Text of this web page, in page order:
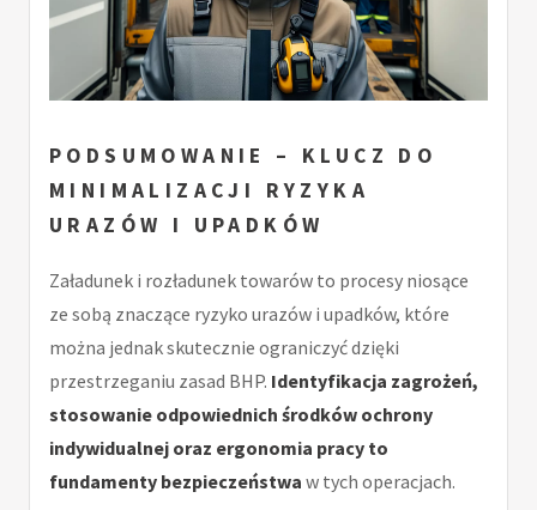
PODSUMOWANIE – KLUCZ DO
MINIMALIZACJI RYZYKA
URAZÓW I UPADKÓW
Załadunek i rozładunek towarów to procesy niosące
ze sobą znaczące ryzyko urazów i upadków, które
można jednak skutecznie ograniczyć dzięki
przestrzeganiu zasad BHP. Identyfikacja zagrożeń,
stosowanie odpowiednich środków ochrony
indywidualnej oraz ergonomia pracy to
fundamenty bezpieczeństwa w tych operacjach.